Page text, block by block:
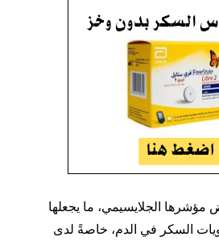
مؤشرها الجلايسيمي، ما يجعلها
السكر في الدم، خاصةً لدى